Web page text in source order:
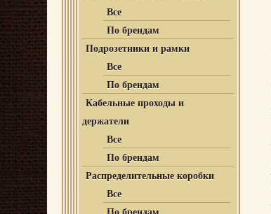
Все
По брендам
Подрозетники и рамки
Все
По брендам
Кабельные проходы и
держатели
Все
По брендам
Распределительные коробки
Все